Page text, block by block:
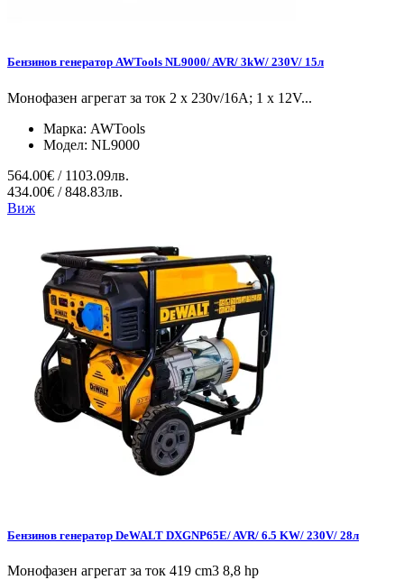
Бензинов генератор AWTools NL9000/ AVR/ 3kW/ 230V/ 15л
Монофазен агрегат за ток 2 x 230v/16A; 1 x 12V...
Марка: AWTools
Модел: NL9000
564.00€ / 1103.09лв.
434.00€ / 848.83лв.
Виж
Бензинов генератор DeWALT DXGNP65E/ AVR/ 6.5 KW/ 230V/ 28л
Монофазен агрегат за ток 419 cm3 8,8 hp